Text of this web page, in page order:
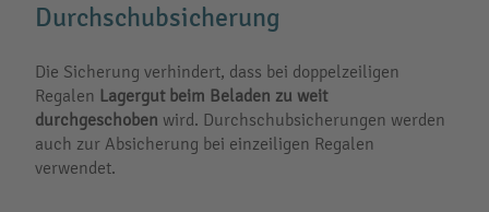
Durchschubsicherung
Die Sicherung verhindert, dass bei doppelzeiligen
Regalen Lagergut beim Beladen zu weit
durchgeschoben wird. Durchschubsicherungen werden
auch zur Absicherung bei einzeiligen Regalen
verwendet.